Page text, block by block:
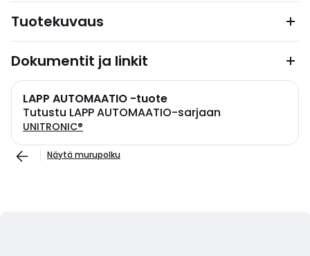
Tuotekuvaus
Dokumentit ja linkit
LAPP AUTOMAATIO -tuote
Tutustu LAPP AUTOMAATIO-sarjaan
UNITRONIC®
Näytä murupolku